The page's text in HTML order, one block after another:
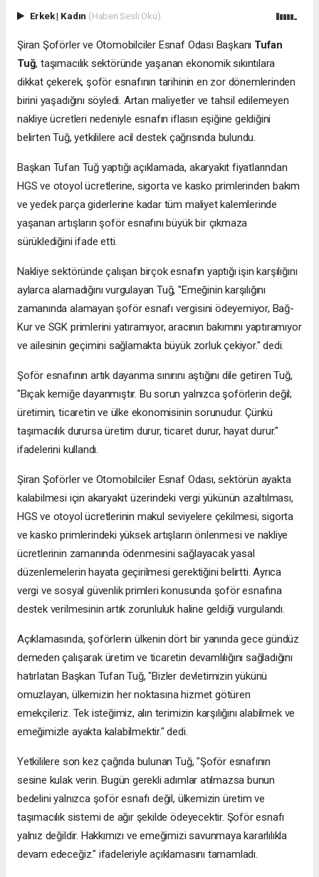
Erkek| Kadın (Haberi Sesli Oku)
Şiran Şoförler ve Otomobilciler Esnaf Odası Başkanı Tufan
Tuğ, taşımacılık sektöründe yaşanan ekonomik sıkıntılara
dikkat çekerek, şoför esnafının tarihinin en zor dönemlerinden
birini yaşadığını söyledi. Artan maliyetler ve tahsil edilemeyen
nakliye ücretleri nedeniyle esnafın iflasın eşiğine geldiğini
belirten Tuğ, yetkililere acil destek çağrısında bulundu.
Başkan Tufan Tuğ yaptığı açıklamada, akaryakıt fiyatlarından
HGS ve otoyol ücretlerine, sigorta ve kasko primlerinden bakım
ve yedek parça giderlerine kadar tüm maliyet kalemlerinde
yaşanan artışların şoför esnafını büyük bir çıkmaza
sürüklediğini ifade etti.
Nakliye sektöründe çalışan birçok esnafın yaptığı işin karşılığını
aylarca alamadığını vurgulayan Tuğ, "Emeğinin karşılığını
zamanında alamayan şoför esnafı vergisini ödeyemiyor, Bağ-
Kur ve SGK primlerini yatıramıyor, aracının bakımını yaptıramıyor
ve ailesinin geçimini sağlamakta büyük zorluk çekiyor." dedi.
Şoför esnafının artık dayanma sınırını aştığını dile getiren Tuğ,
"Bıçak kemiğe dayanmıştır. Bu sorun yalnızca şoförlerin değil;
üretimin, ticaretin ve ülke ekonomisinin sorunudur. Çünkü
taşımacılık durursa üretim durur, ticaret durur, hayat durur."
ifadelerini kullandı.
Şiran Şoförler ve Otomobilciler Esnaf Odası, sektörün ayakta
kalabilmesi için akaryakıt üzerindeki vergi yükünün azaltılması,
HGS ve otoyol ücretlerinin makul seviyelere çekilmesi, sigorta
ve kasko primlerindeki yüksek artışların önlenmesi ve nakliye
ücretlerinin zamanında ödenmesini sağlayacak yasal
düzenlemelerin hayata geçirilmesi gerektiğini belirtti. Ayrıca
vergi ve sosyal güvenlik primleri konusunda şoför esnafına
destek verilmesinin artık zorunluluk haline geldiği vurgulandı.
Açıklamasında, şoförlerin ülkenin dört bir yanında gece gündüz
demeden çalışarak üretim ve ticaretin devamlılığını sağladığını
hatırlatan Başkan Tufan Tuğ, "Bizler devletimizin yükünü
omuzlayan, ülkemizin her noktasına hizmet götüren
emekçileriz. Tek isteğimiz, alın terimizin karşılığını alabilmek ve
emeğimizle ayakta kalabilmektir." dedi.
Yetkililere son kez çağrıda bulunan Tuğ, "Şoför esnafının
sesine kulak verin. Bugün gerekli adımlar atılmazsa bunun
bedelini yalnızca şoför esnafı değil, ülkemizin üretim ve
taşımacılık sistemi de ağır şekilde ödeyecektir. Şoför esnafı
yalnız değildir. Hakkımızı ve emeğimizi savunmaya kararlılıkla
devam edeceğiz." ifadeleriyle açıklamasını tamamladı.